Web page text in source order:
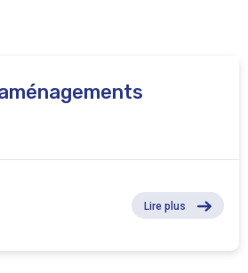
Lire plus